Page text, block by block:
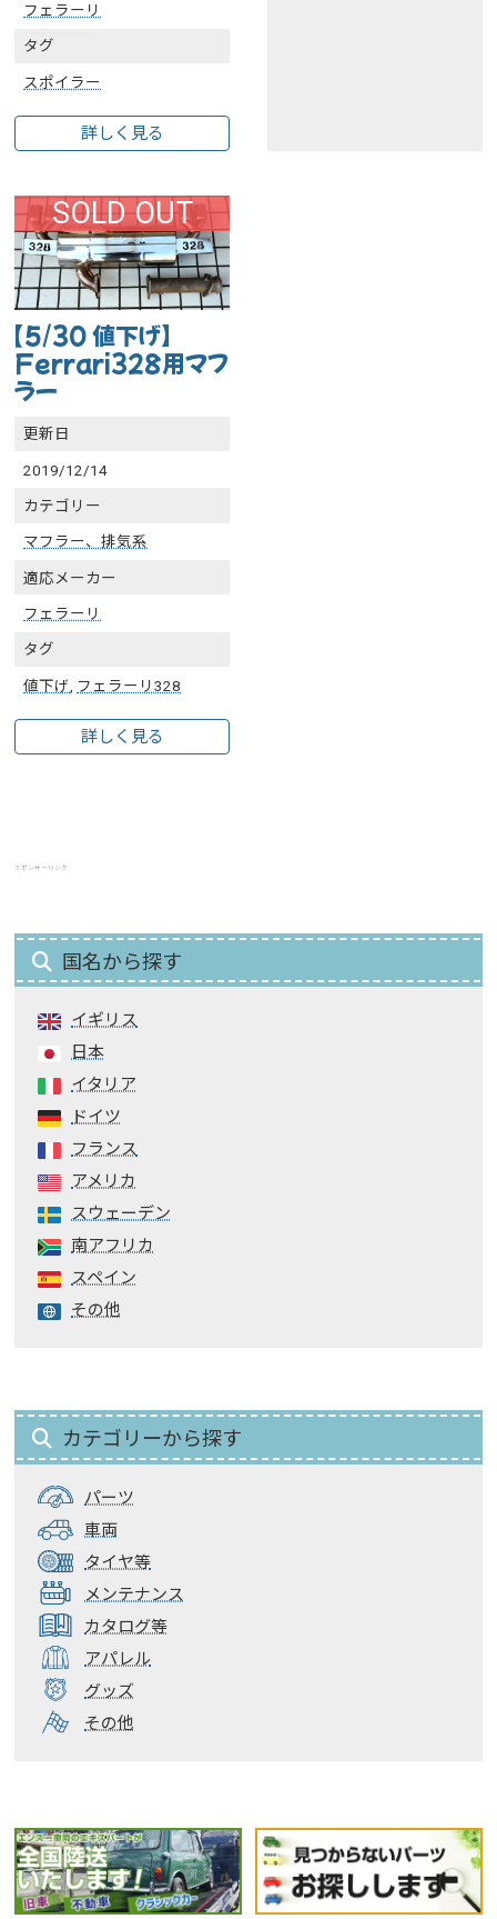
フェラーリ
タグ
スポイラー
詳しく見る
SOLD OUT
【5/30 値下げ】
Ferrari328用マフ
ラー
更新日
2019/12/14
カテゴリー
マフラー、排気系
適応メーカー
フェラーリ
タグ
値下げ フェラーリ328
詳しく見る
スポンサーリンク
国名から探す
イギリス
日本
イタリア
ドイツ
フランス
アメリカ
スウェーデン
南アフリカ
スペイン
その他
カテゴリーから探す
パーツ
車両
タイヤ等
メンテナンス
カタログ等
アパレル
グッズ
その他